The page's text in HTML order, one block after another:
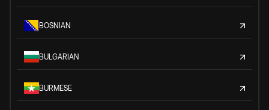
BOSNIAN
BULGARIAN
BURMESE